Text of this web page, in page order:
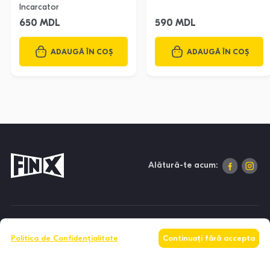
Incarcator
650 MDL
ADAUGĂ ÎN COȘ
590 MDL
ADAUGĂ ÎN COȘ
Alătură-te acum:
Politica de Confidențialitate Continuați fără accepta